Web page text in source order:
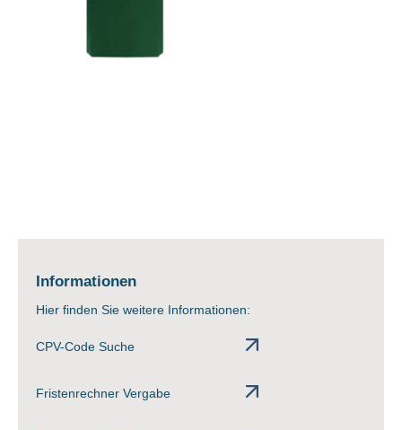
Informationen
Hier finden Sie weitere Informationen:
CPV-Code Suche
Fristenrechner Vergabe